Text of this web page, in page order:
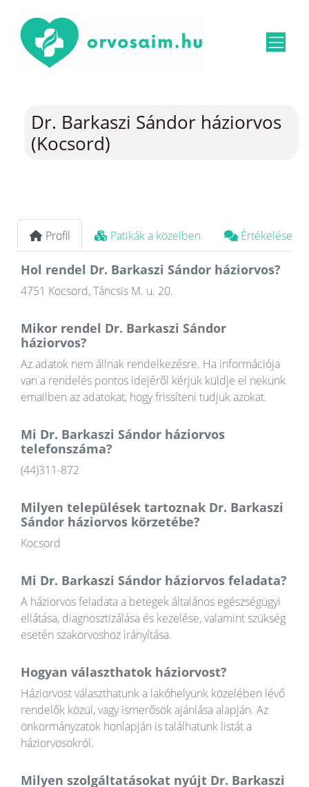
Dr. Barkaszi Sándor háziorvos
(Kocsord)
Profil Patikák a közelben Értékelések
Hol rendel Dr. Barkaszi Sándor háziorvos?
4751 Kocsord, Táncsis M. u. 20.
Mikor rendel Dr. Barkaszi Sándor
háziorvos?
Az adatok nem állnak rendelkezésre. Ha információja
van a rendelés pontos idejéről kérjük küldje el nekünk
emailben az adatokat, hogy frissíteni tudjuk azokat.
Mi Dr. Barkaszi Sándor háziorvos
telefonszáma?
(44)311-872
Milyen települések tartoznak Dr. Barkaszi
Sándor háziorvos körzetébe?
Kocsord
Mi Dr. Barkaszi Sándor háziorvos feladata?
A háziorvos feladata a betegek általános egészségügyi
ellátása, diagnosztizálása és kezelése, valamint szükség
esetén szakorvoshoz irányítása.
Hogyan választhatok háziorvost?
Háziorvost választhatunk a lakóhelyünk közelében lévő
rendelők közül, vagy ismerősök ajánlása alapján. Az
önkormányzatok honlapján is találhatunk listát a
háziorvosokról.
Milyen szolgáltatásokat nyújt Dr. Barkaszi